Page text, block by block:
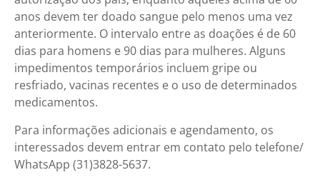
anos devem ter doado sangue pelo menos uma vez
anteriormente. O intervalo entre as doações é de 60
dias para homens e 90 dias para mulheres. Alguns
impedimentos temporários incluem gripe ou
resfriado, vacinas recentes e o uso de determinados
medicamentos.
Para informações adicionais e agendamento, os
interessados devem entrar em contato pelo telefone/
WhatsApp (31)3828-5637.